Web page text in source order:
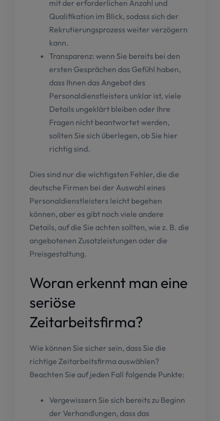
mit der erforderlichen Anzahl und
Qualifikation im Blick, sodass sich der
Rekrutierungsprozess weiter verzögern
kann.
Transparenz: wenn Sie bereits bei den
ersten Gesprächen das Gefühl haben,
dass Ihnen das Angebot des
Personaldienstleisters unklar ist, viele
Details ungeklärt bleiben oder Ihre
Fragen nicht beantwortet werden,
sollten Sie sich überlegen, ob Sie hier
richtig sind.
Dies sind nur die wichtigsten Fehler, die die
deutsche Firmen bei der Auswahl eines
Personaldienstleisters leicht begehen
können, aber es gibt noch viele andere
Details, auf die Sie achten sollten, wie z. B. die
angebotenen Zusatzleistungen oder die
Preisgestaltung.
Woran erkennt man eine
seriöse
Zeitarbeitsfirma?
Wie können Sie sicher sein, dass Sie die
richtige Zeitarbeitsfirma auswählen?
Beachten Sie auf jeden Fall folgende Punkte:
Vergewissern Sie sich bereits zu Beginn
der Verhandlungen, dass das